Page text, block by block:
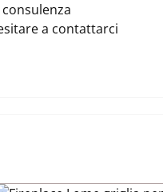
a contattarci